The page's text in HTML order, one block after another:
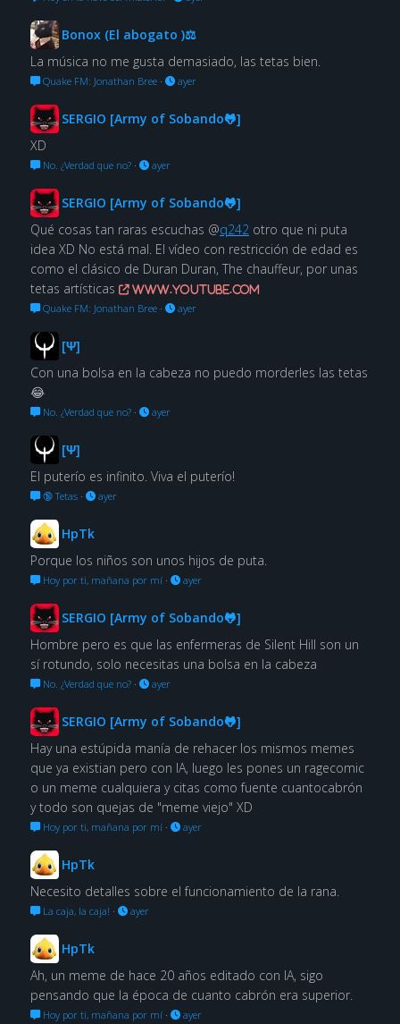
Bonox (El abogato )⚖
La música no me gusta demasiado, las tetas bien.
Quake FM: Jonathan Bree· ayer
SERGIO [Army of Sobando🐸]
XD
No. ¿Verdad que no?· ayer
SERGIO [Army of Sobando🐸]
Qué cosas tan raras escuchas @q242 otro que ni puta
idea XD No está mal. El vídeo con restricción de edad es
como el clásico de Duran Duran, The chauffeur, por unas
tetas artísticas
www.youtube.com
Quake FM: Jonathan Bree· ayer
[Ψ]
Con una bolsa en la cabeza no puedo morderles las tetas
😂
No. ¿Verdad que no?· ayer
[Ψ]
El puterío es infinito. Viva el puterío!
🔞 Tetas· ayer
HpTk
Porque los niños son unos hijos de puta.
Hoy por ti, mañana por mí· ayer
SERGIO [Army of Sobando🐸]
Hombre pero es que las enfermeras de Silent Hill son un
sí rotundo, solo necesitas una bolsa en la cabeza
No. ¿Verdad que no?· ayer
SERGIO [Army of Sobando🐸]
Hay una estúpida manía de rehacer los mismos memes
que ya existian pero con IA, luego les pones un ragecomic
o un meme cualquiera y citas como fuente cuantocabrón
y todo son quejas de "meme viejo" XD
Hoy por ti, mañana por mí· ayer
HpTk
Necesito detalles sobre el funcionamiento de la rana.
La caja, la caja! · ayer
HpTk
Ah, un meme de hace 20 años editado con IA, sigo
pensando que la época de cuanto cabrón era superior.
Hoy por ti, mañana por mí· ayer